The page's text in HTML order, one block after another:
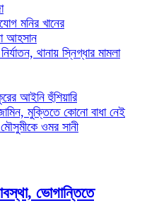
মনির খানের
আহসান
থানায় স্নিগ্ধার মামলা
আইনি হুঁশিয়ারি
মুক্তিতে কোনো বাধা নেই
ওমর সানী
ভোগান্তিতে